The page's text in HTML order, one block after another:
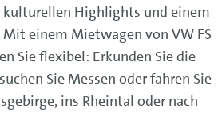
kulturellen Highlights und einem
einem Mietwagen von VW FS
Sie flexibel: Erkunden Sie die
Sie Messen oder fahren Sie
ins Rheintal oder nach